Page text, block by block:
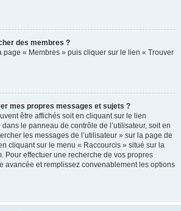
des membres ?
page « Membres » puis cliquer sur le lien « Trouver
mes propres messages et sujets ?
être affichés soit en cliquant sur le lien
le panneau de contrôle de l’utilisateur, soit en
les messages de l’utilisateur » sur la page de
cliquant sur le menu « Raccourcis » situé sur la
Pour effectuer une recherche de vos propres
avancée et remplissez convenablement les options